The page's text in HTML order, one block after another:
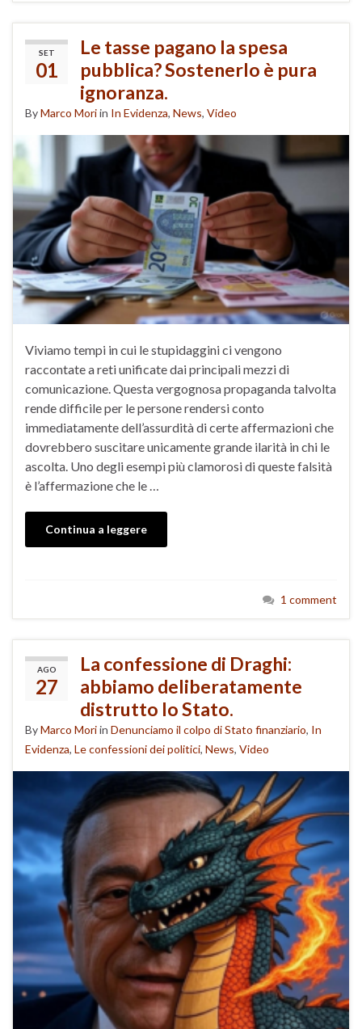
SET
01
Le tasse pagano la spesa
pubblica? Sostenerlo è pura
ignoranza.
ByMarco Moriin In Evidenza, News, Video
Viviamo tempi in cui le stupidaggini ci vengono
raccontate a reti unificate dai principali mezzi di
comunicazione. Questa vergognosa propaganda talvolta
rende difficile per le persone rendersi conto
immediatamente dell’assurdità di certe affermazioni che
dovrebbero suscitare unicamente grande ilarità in chi le
ascolta. Uno degli esempi più clamorosi di queste falsità
è l’affermazione che le …
Continua a leggere
1 comment
AGO
27
La confessione di Draghi:
abbiamo deliberatamente
distrutto lo Stato.
ByMarco Moriin Denunciamo il colpo di Stato finanziario, In
Evidenza, Le confessioni dei politici, News, Video